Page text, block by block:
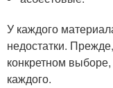
У каждого
недостатки.
конкретном
каждого.